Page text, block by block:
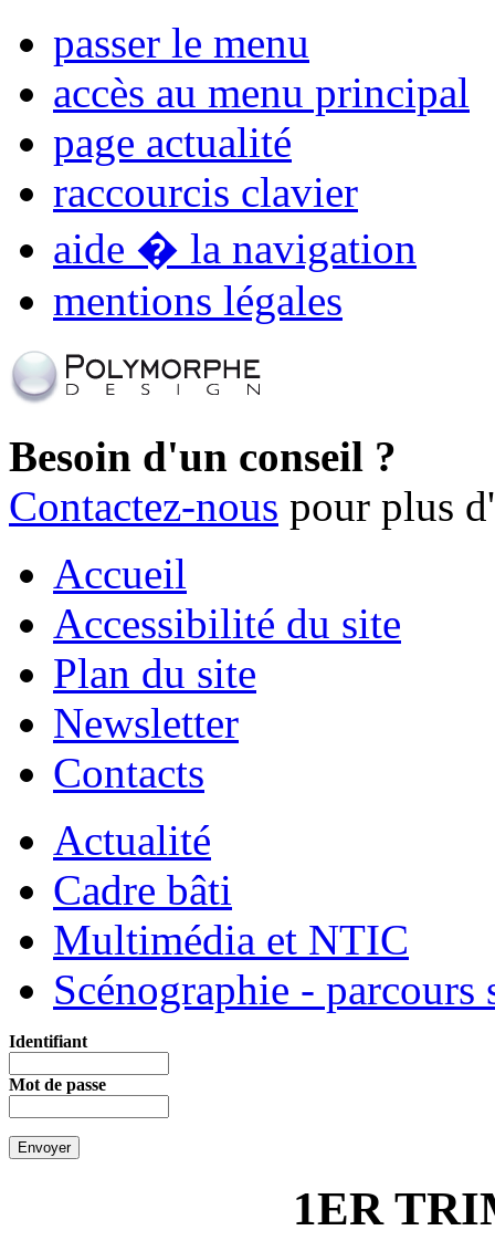
passer le menu
accès au menu principal
page actualité
raccourcis clavier
aide � la navigation
mentions légales
Besoin d'un conseil ?
Contactez-nous pour plus
Accueil
Accessibilité du site
Plan du site
Newsletter
Contacts
Actualité
Cadre bâti
Multimédia et NTIC
Scénographie - parcours
Identifiant
Mot de passe
1ER